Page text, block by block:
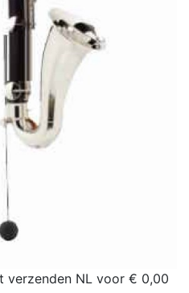
verzenden NL voor € 0,00